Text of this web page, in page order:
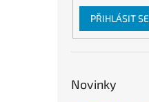
PŘIHLÁSIT SE
Novinky